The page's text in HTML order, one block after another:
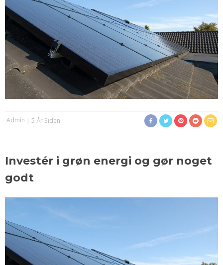
Admin 5 År Siden
Investér i grøn energi og gør noget
godt